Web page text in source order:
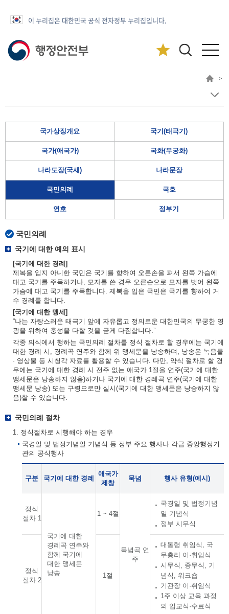
이 누리집은 대한민국 공식 전자정부 누리집입니다.
>
국가상징개요 국기(태극기)
국가(애국가) 국화(무궁화)
나라도장(국새) 나라문장
국민의례 국호
연호 정부기
국민의례
국기에 대한 예의 표시
[국기에 대한 경례]
제복을 입지 아니한 국민은 국기를 향하여 오른손을 펴서 왼쪽 가슴에
대고 국기를 주목하거나, 모자를 쓴 경우 오른손으로 모자를 벗어 왼쪽
가슴에 대고 국기를 주목합니다. 제복을 입은 국민은 국기를 향하여 거
수 경례를 합니다.
[국기에 대한 맹세]
“나는 자랑스러운 태극기 앞에 자유롭고 정의로운 대한민국의 무궁한 영
광을 위하여 충성을 다할 것을 굳게 다짐합니다.”
각종 의식에서 행하는 국민의례 절차를 정식 절차로 할 경우에는 국기에
대한 경례 시, 경례곡 연주와 함께 위 맹세문을 낭송하며, 낭송은 녹음물
· 영상물 등 시청각 자료를 활용할 수 있습니다. 다만, 약식 절차로 할 경
우에는 국기에 대한 경례 시 전주 없는 애국가 1절을 연주(국기에 대한
맹세문은 낭송하지 않음)하거나 국기에 대한 경례곡 연주(국기에 대한
맹세문 낭송) 또는 구령으로만 실시(국기에 대한 맹세문은 낭송하지 않
음)할 수 있습니다.
국민의례 절차
1. 정식절차로 시행해야 하는 경우
국경일 및 법정기념일 기념식 등 정부 주요 행사나 각급 중앙행정기
관의 공식행사
구분 국기에 대한 경례
애국가
제창
묵념 행사 유형(예시)
정식
절차 1
국기에 대한
경례곡 연주와
함께 국기에
대한 맹세문
낭송
1 ~ 4절
묵념곡 연
주
국경일 및 법정기념
일 기념식
정부 시무식
정식
절차 2
1절
대통령 취임식, 국
무총리 이·취임식
시무식, 종무식, 기
념식, 워크숍
기관장 이·취임식
1주 이상 교육 과정
의 입교식·수료식